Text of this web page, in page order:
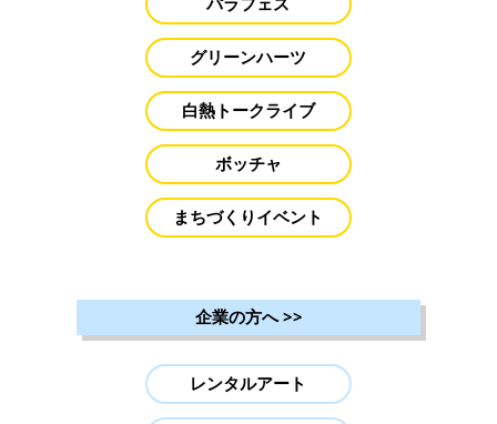
グリーンハーツ
白熱トークライブ
ボッチャ
まちづくりイベント
企業の方へ>>
レンタルアート